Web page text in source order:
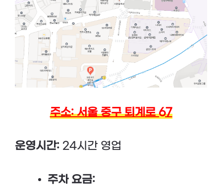
주소: 서울 중구 퇴계로 67
운영시간: 24시간 영업
주차 요금: